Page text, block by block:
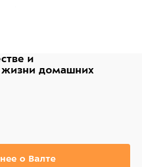
и
жизни домашних
о Валте